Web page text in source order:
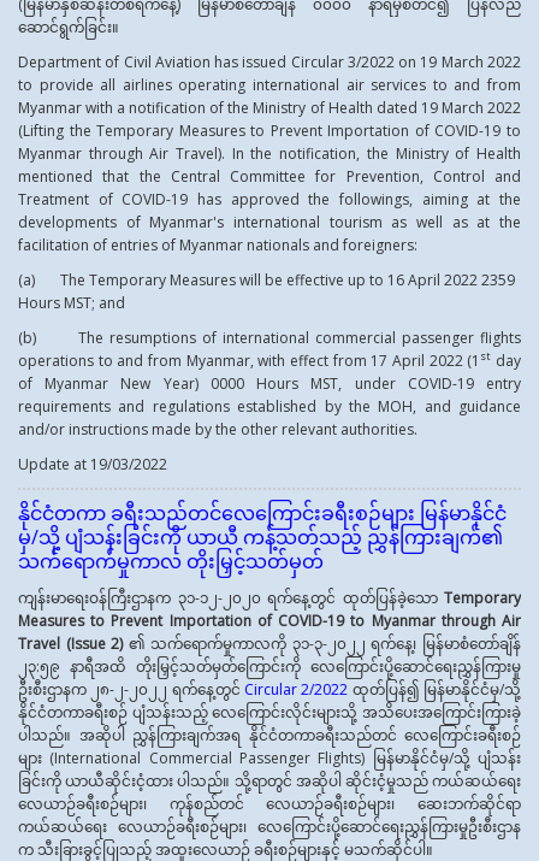
ဆောင်ရွက်ခြင်း။
Department of Civil Aviation has issued Circular 3/2022 on 19 March 2022
to provide all airlines operating international air services to and from
Myanmar with a notification of the Ministry of Health dated 19 March 2022
(Lifting the Temporary Measures to Prevent Importation of COVID-19 to
Myanmar through Air Travel). In the notification, the Ministry of Health
mentioned that the Central Committee for Prevention, Control and
Treatment of COVID-19 has approved the followings, aiming at the
developments of Myanmar's international tourism as well as at the
facilitation of entries of Myanmar nationals and foreigners:
(a) The Temporary Measures will be effective up to 16 April 2022 2359
Hours MST; and
(b) The resumptions of international commercial passenger flights
operations to and from Myanmar, with effect from 17 April 2022 (1 st day
of Myanmar New Year) 0000 Hours MST, under COVID-19 entry
requirements and regulations established by the MOH, and guidance
and/or instructions made by the other relevant authorities.
Update at 19/03/2022
နိုင်ငံတကာ ခရီးသည်တင်လေကြောင်းခရီးစဉ်များ မြန်မာနိုင်ငံ
မှ/သို့ ပျံသန်းခြင်းကို ယာယီ ကန့်သတ်သည့် ညွှန်ကြားချက်၏
သက်ရောက်မှုကာလ တိုးမြှင့်သတ်မှတ်
ကျန်းမာရေးဝန်ကြီးဌာနက ၃၁-၁၂-၂၀၂၀ ရက်နေ့တွင် ထုတ်ပြန်ခဲ့သော Temporary
Measures to Prevent Importation of COVID-19to Myanmar through Air
Travel (Issue 2)၏ သက်ရောက်မှုကာလကို ၃၁-၃-၂၀၂၂ ရက်နေ့၊ မြန်မာစံတော်ချိန်
၂၃:၅၉ နာရီအထိ တိုးမြှင့်သတ်မှတ်ကြောင်းကို လေကြောင်းပို့ဆောင်ရေးညွှန်ကြားမှု
ဦးစီးဌာနက ၂၈-၂-၂၀၂၂ ရက်နေ့တွင် Circular 2/2022 ထုတ်ပြန်၍ မြန်မာနိုင်ငံမှ/သို့
နိုင်ငံတကာခရီးစဉ် ပျံသန်းသည့် လေကြောင်းလိုင်းများသို့ အသိပေးအကြောင်းကြားခဲ့
ပါသည်။ အဆိုပါ ညွှန်ကြားချက်အရ နိုင်ငံတကာခရီးသည်တင် လေကြောင်းခရီးစဉ်
များ (International Commercial Passenger Flights) မြန်မာနိုင်ငံမှ/သို့ ပျံသန်း
ခြင်းကို ယာယီဆိုင်းငံ့ထား ပါသည်။ သို့ရာတွင် အဆိုပါ ဆိုင်းငံ့မှုသည် ကယ်ဆယ်ရေး
လေယာဉ်ခရီးစဉ်များ၊ ကုန်စည်တင် လေယာဉ်ခရီးစဉ်များ၊ ဆေးဘက်ဆိုင်ရာ
ကယ်ဆယ်ရေး လေယာဉ်ခရီးစဉ်များ၊ လေကြောင်းပို့ဆောင်ရေးညွှန်ကြားမှုဦးစီးဌာန
က သီးခြားခွင့်ပြုသည့် အထူးလေယာဉ် ခရီးစဉ်များနှင့် မသက်ဆိုင်ပါ။